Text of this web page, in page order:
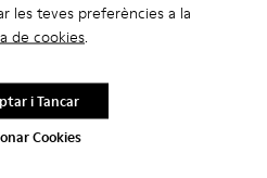
les teves preferències a la
de cookies.
Cookies
i Tancar